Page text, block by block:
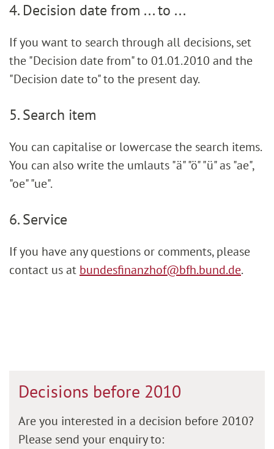
4. Decision date from ... to ...
If you want to search through all decisions, set
the "Decision date from" to 01.01.2010 and the
"Decision date to" to the present day.
5. Search item
You can capitalise or lowercase the search items.
You can also write the umlauts "ä" "ö" "ü" as "ae",
"oe" "ue".
6. Service
If you have any questions or comments, please
contact us at bundesfinanzhof@bfh.bund.de.
Decisions before 2010
Are you interested in a decision before 2010?
Please send your enquiry to: